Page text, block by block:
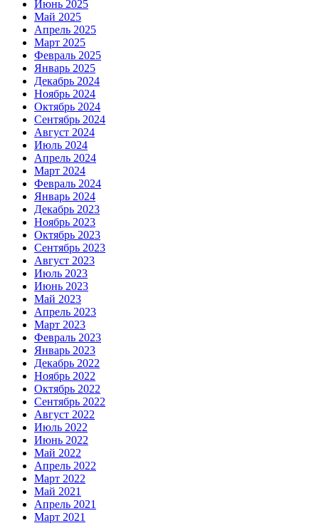
Июнь 2025
Май 2025
Апрель 2025
Март 2025
Февраль 2025
Январь 2025
Декабрь 2024
Ноябрь 2024
Октябрь 2024
Сентябрь 2024
Август 2024
Июль 2024
Апрель 2024
Март 2024
Февраль 2024
Январь 2024
Декабрь 2023
Ноябрь 2023
Октябрь 2023
Сентябрь 2023
Август 2023
Июль 2023
Июнь 2023
Май 2023
Апрель 2023
Март 2023
Февраль 2023
Январь 2023
Декабрь 2022
Ноябрь 2022
Октябрь 2022
Сентябрь 2022
Август 2022
Июль 2022
Июнь 2022
Май 2022
Апрель 2022
Март 2022
Май 2021
Апрель 2021
Март 2021